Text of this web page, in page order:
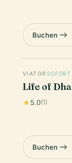
Buchen
VIATOR SOFORT
Life of
5.0(1)
Buchen